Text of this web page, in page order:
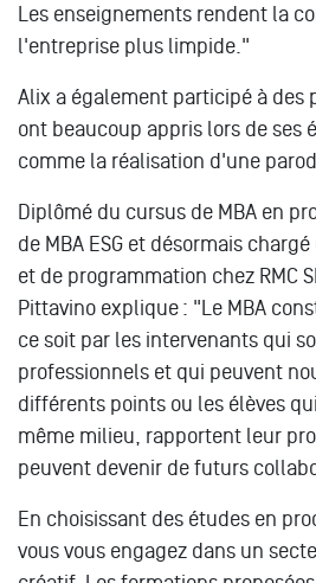
Les enseignements rendent la
l'entreprise plus limpide."
Alix a également participé à des
ont beaucoup appris lors de ses
comme la réalisation d'une
Diplômé du cursus de MBA en
de MBA ESG et désormais
et de programmation chez RMC
Pittavino explique : "Le MBA
ce soit par les intervenants qui
professionnels et qui peuvent
différents points ou les élèves
même milieu, rapportent leur
peuvent devenir de futurs
En choisissant des études en
vous vous engagez dans un